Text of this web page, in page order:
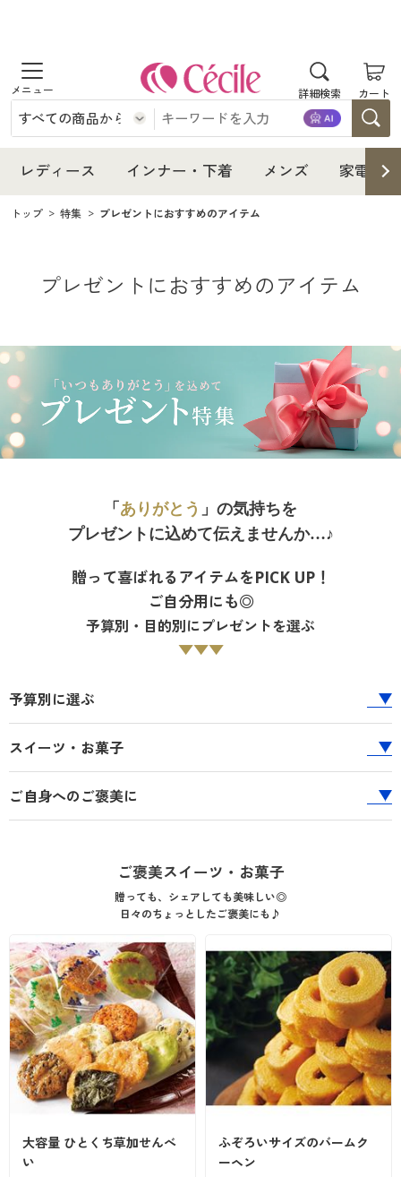
詳細検索 カート
商品を探す
レディース
レディース通販すべて
レディースファッション
女性下着
インナー・下着
インナー・下着通販すべて
女性下着
メンズ
家電・雑貨
キッチン・雑貨・日用品
家具・収納
カーテン・ラグ・ファブリック
美容・健康通販すべて
制服・スクール
制服・学生服
ジュニア・ティーンズ下着
大きいサイズ通販すべて
大きいサイズ レディース服
大きいサイズ レディース下着
大きいサイズ 事務・制服
バーゲンセール
シークレットセール
詳細検索
商品カテゴリ一覧
カタログ・チラシからのご注文
デジタルカタログ
カタログ無料プレゼント
閲覧履歴
お気に入り
サポート
ご利用ガイド
レディース インナー・下着 メンズ 家電・
レディース通販すべて
レディースファッション
女性下着
インナー・下着
インナー・下着通販すべて
女性下着
メンズ下着
ジュニア・ティーンズ下着
メンズ
メンズ通販すべて
メンズファッション
メンズ下着
家電・雑貨
家電・雑貨すべて
寝具・インテリア・家具
寝具・インテリア・家具通販すべて
カーテン・ラグ・ファブリック
美容・健康
制服・学生服
大きいサイズ
大きいサイズ通販すべて
大きいサイズ レディース下着
大きいサイズ メンズ
大きいサイズ 事務・制服
バーゲン
シークレットセール
商品カテゴリ一覧
カタログ
カタログ・チラシからのご注文
カタログ無料プレゼント
会員メニュー
マイページ
サポート
ご利用ガイド
よくある質問とお問い合わせ
トップ 特集 プレゼントにおすすめのアイテム
プレゼントにおすすめのアイテム
「 ありがとう 」の気持ちを
プレゼントに込めて伝えませんか…♪
贈って喜ばれるアイテムをPICK UP！
ご自分用にも◎
予算別・目的別にプレゼントを選ぶ
▼▼▼
予算別に選ぶ
スイーツ・お菓子
ご自身へのご褒美に
ご褒美スイーツ・お菓子
贈っても、シェアしても美味しい◎
日々のちょっとしたご褒美にも♪
大容量 ひとくち草加せんべ
い
ふぞろいサイズのバームク
ーヘン